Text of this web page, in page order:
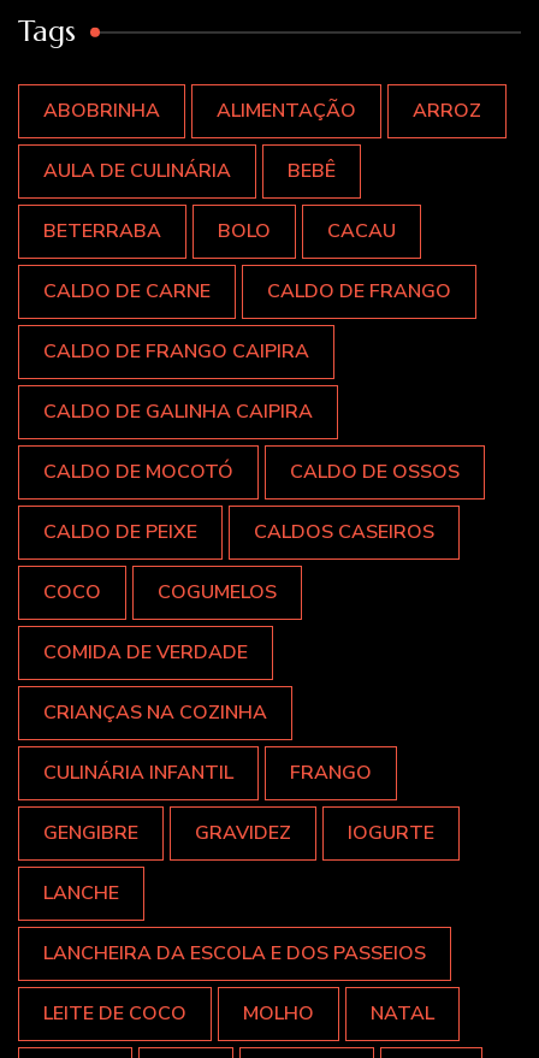
Tags
ABOBRINHA ALIMENTAÇÃO ARROZ
AULA DE CULINÁRIA BEBÊ
BETERRABA BOLO CACAU
CALDO DE CARNE CALDO DE FRANGO
CALDO DE FRANGO CAIPIRA
CALDO DE GALINHA CAIPIRA
CALDO DE MOCOTÓ CALDO DE OSSOS
CALDO DE PEIXE CALDOS CASEIROS
COCO COGUMELOS
COMIDA DE VERDADE
CRIANÇAS NA COZINHA
CULINÁRIA INFANTIL FRANGO
GENGIBRE GRAVIDEZ IOGURTE
LANCHE
LANCHEIRA DA ESCOLA E DOS PASSEIOS
LEITE DE COCO MOLHO NATAL